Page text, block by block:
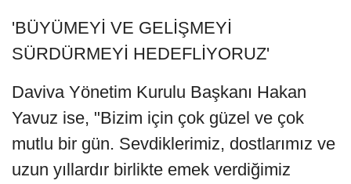
'BÜYÜMEYİ VE GELİŞMEYİ
SÜRDÜRMEYİ HEDEFLİYORUZ'
Daviva Yönetim Kurulu Başkanı Hakan
Yavuz ise, "Bizim için çok güzel ve çok
mutlu bir gün. Sevdiklerimiz, dostlarımız ve
uzun yıllardır birlikte emek verdiğimiz